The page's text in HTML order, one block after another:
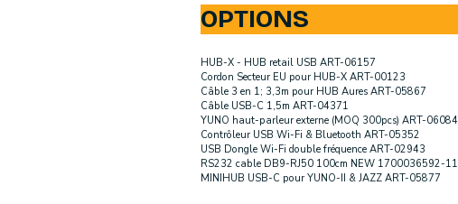
OPTIONS
HUB-X - HUB retail USB ART-06157
Cordon Secteur EU pour HUB-X ART-00123
Câble 3 en 1; 3,3m pour HUB Aures ART-05867
Câble USB-C 1,5m ART-04371
YUNO haut-parleur externe (MOQ 300pcs) ART-06084
Contrôleur USB Wi-Fi & Bluetooth ART-05352
USB Dongle Wi-Fi double fréquence ART-02943
RS232 cable DB9-RJ50 100cm NEW 1700036592-11
MINIHUB USB-C pour YUNO-II & JAZZ ART-05877